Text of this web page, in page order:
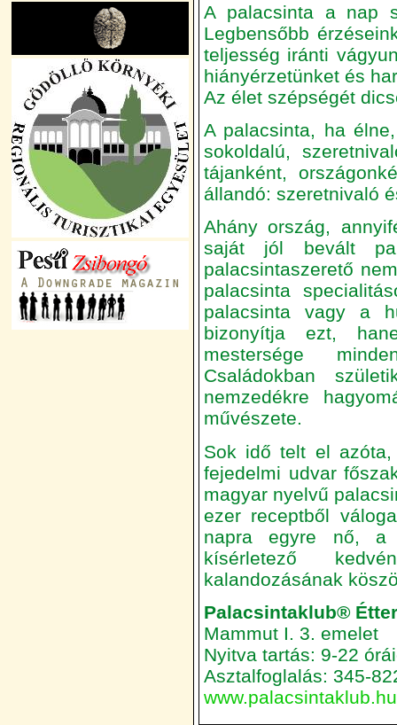
A palacsinta a nap
Legbensőbb
teljesség iránti
hiányérzetünket és
Az élet szépségét
A palacsinta, ha
sokoldalú,
tájanként,
állandó: szeretnivaló
Ahány ország,
saját jól bevált
palacsintaszerető
palacsinta
palacsinta vagy a
bizonyítja ezt,
mestersége
Családokban
nemzedékre
művészete.
Sok idő telt el
fejedelmi udvar
magyar nyelvű
ezer receptből
napra egyre nő, a
kísérletező
kalandozásának
Palacsintaklub®
Mammut I. 3. emelet
Nyitva tartás: 9-22
Asztalfoglalás: 345-
www.palacsintaklub.hu